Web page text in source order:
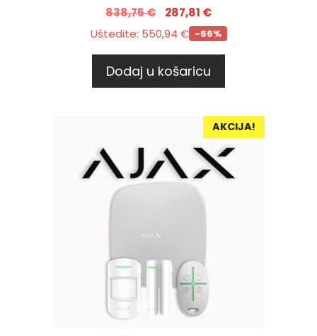
838,75€ 287,81 €
Uštedite: 550,94 € -66%
Dodaj u košaricu
AKCIJA!